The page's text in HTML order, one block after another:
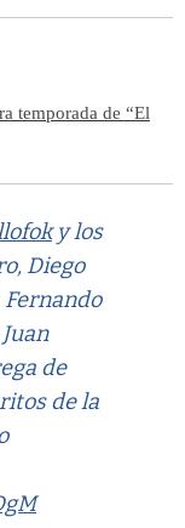
temporada de “El
y los
Diego
Fernando
de
de la